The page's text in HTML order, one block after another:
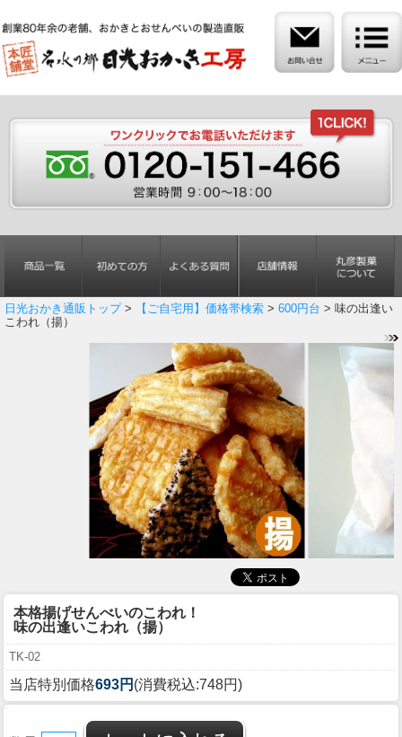
日光おかき通販トップ> 【ご自宅用】価格帯検索 > 600円台 > 味の出逢い
こわれ（揚）
本格揚げせんべいのこわれ！
味の出逢いこわれ（揚）
TK-02
当店特別価格693円 (消費税込:748円)